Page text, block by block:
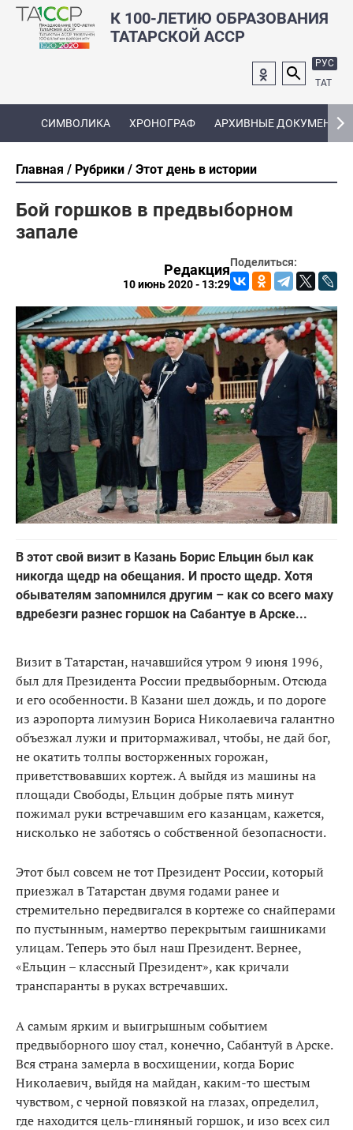
К 100-ЛЕТИЮ ОБРАЗОВАНИЯ
ТАТАРСКОЙ АССР
РУС
ТАТ
СИМВОЛИКА ХРОНОГРАФ АРХИВНЫЕ ДОКУМЕНТЫ
Главная Рубрики Этот день в истории
Бой горшков в предвыборном
запале
Поделиться:
Редакция
10 июнь 2020 - 13:29
В этот свой визит в Казань Борис Ельцин был как
никогда щедр на обещания. И просто щедр. Хотя
обывателям запомнился другим – как со всего маху
вдребезги разнес горшок на Сабантуе в Арске...
Визит в Татарстан, начавшийся утром 9 июня 1996,
был для Президента России предвыборным. Отсюда
и его особенности. В Казани шел дождь, и по дороге
из аэропорта лимузин Бориса Николаевича галантно
объезжал лужи и притормаживал, чтобы, не дай бог,
не окатить толпы восторженных горожан,
приветствовавших кортеж. А выйдя из машины на
площади Свободы, Ельцин добрые пять минут
пожимал руки встречавшим его казанцам, кажется,
нисколько не заботясь о собственной безопасности.
Этот был совсем не тот Президент России, который
приезжал в Татарстан двумя годами ранее и
стремительно передвигался в кортеже со снайперами
по пустынным, намертво перекрытым гаишниками
улицам. Теперь это был наш Президент. Вернее,
«Ельцин – классный Президент», как кричали
транспаранты в руках встречавших.
А самым ярким и выигрышным событием
предвыборного шоу стал, конечно, Сабантуй в Арске.
Вся страна замерла в восхищении, когда Борис
Николаевич, выйдя на майдан, каким-то шестым
чувством, с черной повязкой на глазах, определил,
где находится цель-глиняный горшок, и изо всех сил